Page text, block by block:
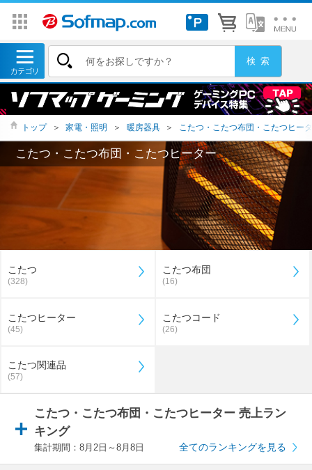
トップ ＞ 家電・照明 ＞ 暖房器具 ＞ こたつ・こたつ布団・こたつヒー
こたつ・こたつ布団・こたつヒーター
こたつ
(328)
こたつ布団
(16)
こたつヒーター
(45)
こたつコード
(26)
こたつ関連品
(57)
こたつ・こたつ布団・こたつヒーター 売上ラン
キング
集計期間：8月2日～8月8日 全てのランキングを見る